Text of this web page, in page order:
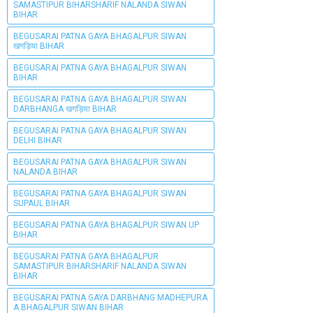
SAMASTIPUR BIHARSHARIF NALANDA SIWAN
BIHAR
BEGUSARAI PATNA GAYA BHAGALPUR SIWAN
खगड़िया BIHAR
BEGUSARAI PATNA GAYA BHAGALPUR SIWAN
BIHAR
BEGUSARAI PATNA GAYA BHAGALPUR SIWAN
DARBHANGA खगड़िया BIHAR
BEGUSARAI PATNA GAYA BHAGALPUR SIWAN
DELHI BIHAR
BEGUSARAI PATNA GAYA BHAGALPUR SIWAN
NALANDA BIHAR
BEGUSARAI PATNA GAYA BHAGALPUR SIWAN
SUPAUL BIHAR
BEGUSARAI PATNA GAYA BHAGALPUR SIWAN UP
BIHAR
BEGUSARAI PATNA GAYA BHAGALPUR
SAMASTIPUR BIHARSHARIF NALANDA SIWAN
BIHAR
BEGUSARAI PATNA GAYA DARBHANG MADHEPURA
A BHAGALPUR SIWAN BIHAR